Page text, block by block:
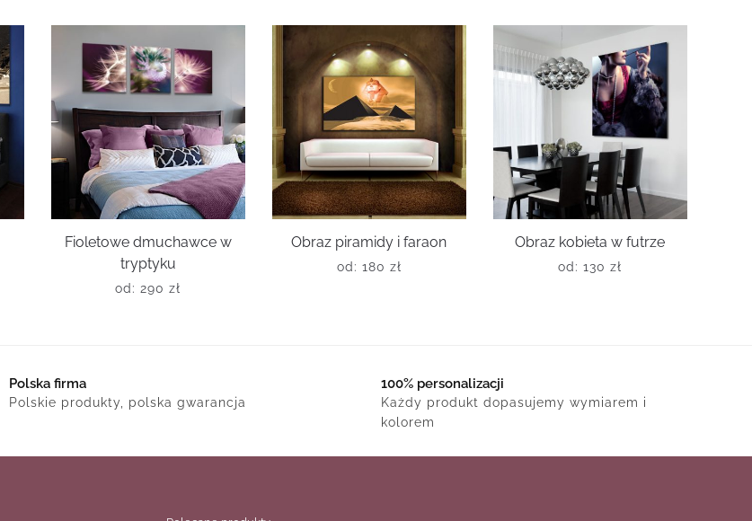
Fioletowe dmuchawce w
tryptyku
od: 290zł
Obraz piramidy i faraon
od: 180 zł
Obraz kobieta w futrze
od:130zł
Polska firma
Polskie produkty, polska gwarancja
100% personalizacji
Każdy produkt dopasujemy wymiarem i
kolorem